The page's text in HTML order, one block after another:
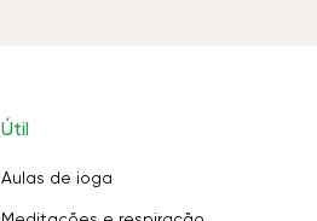
Útil
Aulas de ioga